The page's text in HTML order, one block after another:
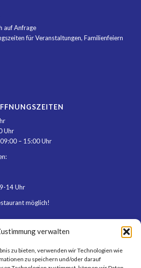
verwalten
zu bieten, verwenden wir Technologien wie
zu speichern und/oder darauf
auf Anfrage
für Veranstaltungen, Familienfeiern
Uhr
– 15:00 Uhr
14 Uhr
möglich!